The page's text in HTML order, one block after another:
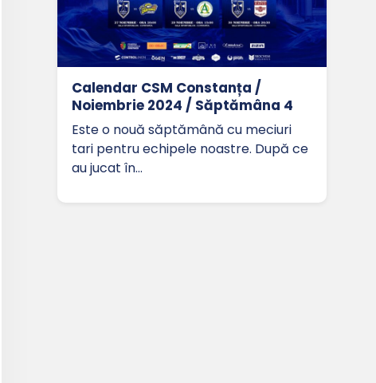
Calendar CSM Constanța /
Noiembrie 2024 / Săptămâna 4
Este o nouă săptămână cu meciuri
tari pentru echipele noastre. După ce
au jucat în…